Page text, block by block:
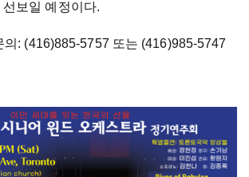
보일 예정이다.
의: (416)885-5757 또는 (416)985-5747